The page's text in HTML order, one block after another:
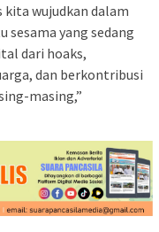
wujudkan dalam
sesama yang sedang
dari hoaks,
dan berkontribusi
masing,”